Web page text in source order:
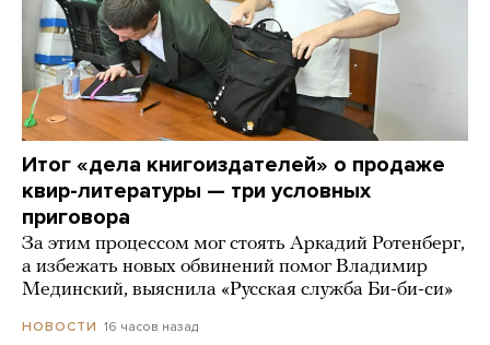
Итог «дела книгоиздателей» о продаже
квир-литературы — три условных
приговора
За этим процессом мог стоять Аркадий Ротенберг,
а избежать новых обвинений помог Владимир
Мединский, выяснила «Русская служба Би-би-си»
НОВОСТИ 16 часов назад